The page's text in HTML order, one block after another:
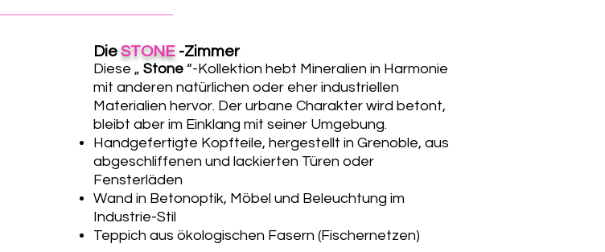
Die STONE -Zimmer
Diese „ Stone “-Kollektion hebt Mineralien in Harmonie
mit anderen natürlichen oder eher industriellen
Materialien hervor. Der urbane Charakter wird betont,
bleibt aber im Einklang mit seiner Umgebung.
Handgefertigte Kopfteile, hergestellt in Grenoble, aus
abgeschliffenen und lackierten Türen oder
Fensterläden
Wand in Betonoptik, Möbel und Beleuchtung im
Industrie-Stil
Teppich aus ökologischen Fasern (Fischernetzen)